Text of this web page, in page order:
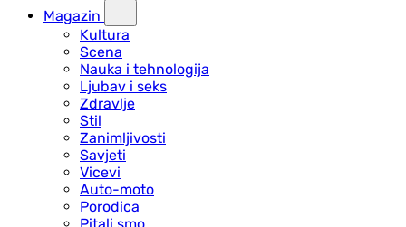
Magazin
Kultura
Scena
Nauka i tehnologija
Ljubav i seks
Zdravlje
Stil
Zanimljivosti
Savjeti
Vicevi
Auto-moto
Porodica